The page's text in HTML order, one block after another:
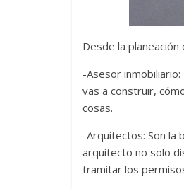
Desde la
-Asesor
vas a construir,
cosas.
-Arquitectos: Son la
arquitecto no solo
tramitar los